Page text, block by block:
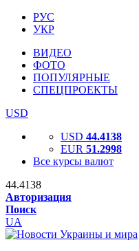
РУС
УКР
ВИДЕО
ФОТО
ПОПУЛЯРНЫЕ
СПЕЦПРОЕКТЫ
USD
USD 44.4138
EUR 51.2998
Все курсы валют
44.4138
Авторизация
Поиск
UA